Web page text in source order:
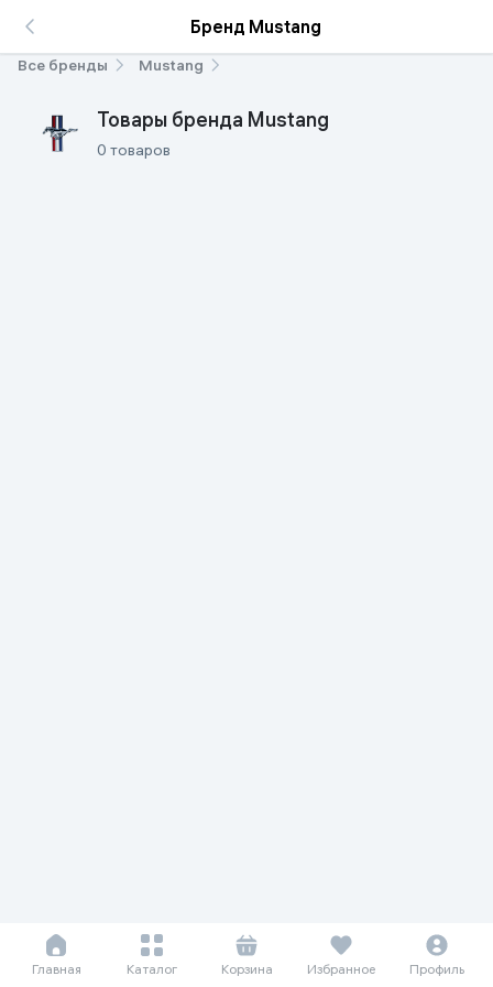
Бренд Mustang
Все бренды Mustang
Товары бренда Mustang
0 товаров
Главная Каталог Корзина Избранное Профиль